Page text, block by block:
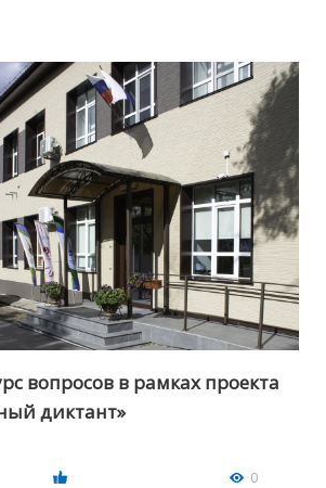
вопросов в рамках проекта
диктант»
0